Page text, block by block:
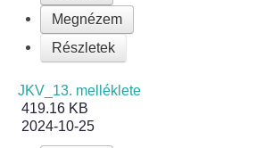
Bizottságok
A helyi választási bizottság
Megnézem
Részletek
JKV_13. melléklete
419.16 KB
2024-10-25